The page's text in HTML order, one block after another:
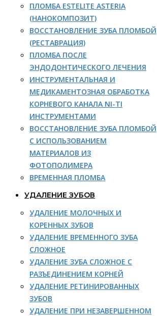
ПЛОМБА ESTELITE ASTERIA
(НАНОКОМПОЗИТ)
ВОССТАНОВЛЕНИЕ ЗУБА ПЛОМБОЙ
(РЕСТАВРАЦИЯ)
ПЛОМБА ПОСЛЕ
ЭНДОДОНТИЧЕСКОГО ЛЕЧЕНИЯ
ИНСТРУМЕНТАЛЬНАЯ И
МЕДИКАМЕНТОЗНАЯ ОБРАБОТКА
КОРНЕВОГО КАНАЛА NI-TI
ИНСТРУМЕНТАМИ
ВОССТАНОВЛЕНИЕ ЗУБА ПЛОМБОЙ
С ИСПОЛЬЗОВАНИЕМ
МАТЕРИАЛОВ ИЗ
ФОТОПОЛИМЕРА
ВРЕМЕННАЯ ПЛОМБА
УДАЛЕНИЕ ЗУБОВ
УДАЛЕНИЕ МОЛОЧНЫХ И
КОРЕННЫХ ЗУБОВ
УДАЛЕНИЕ ВРЕМЕННОГО ЗУБА
СЛОЖНОЕ
УДАЛЕНИЕ ЗУБА СЛОЖНОЕ С
РАЗЪЕДИНЕНИЕМ КОРНЕЙ
УДАЛЕНИЕ РЕТИНИРОВАННЫХ
ЗУБОВ
УДАЛЕНИЕ ПРИ НЕЗАВЕРШЕННОМ